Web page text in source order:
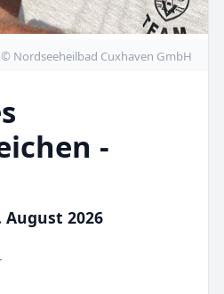
© Nordseeheilbad Cuxhaven GmbH
-
August 2026